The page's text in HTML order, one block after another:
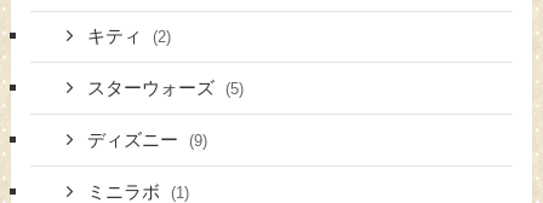
キティ (2)
スターウォーズ (5)
ディズニー (9)
ミニラボ (1)